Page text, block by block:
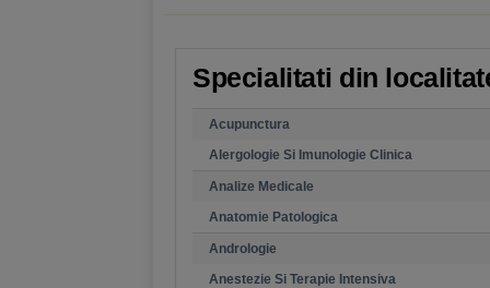
Specialitati din
Acupunctura
Alergologie Si Imunologie Clinica
Analize Medicale
Anatomie Patologica
Andrologie
Anestezie Si Terapie Intensiva